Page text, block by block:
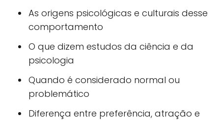
As origens psicológicas e culturais desse
comportamento
O que dizem estudos da ciência e da
psicologia
Quando é considerado normal ou
problemático
Diferença entre preferência, atração e